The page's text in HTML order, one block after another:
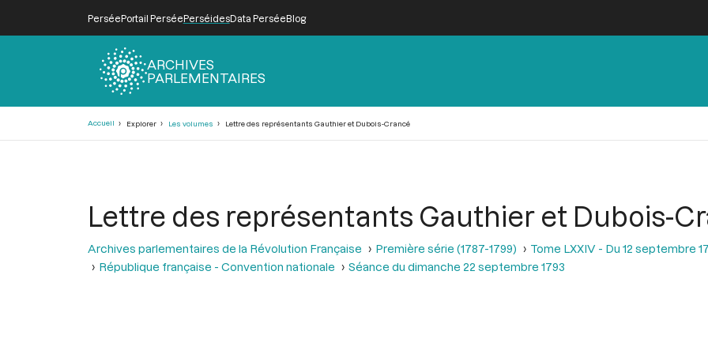
PerséePortail PerséePerséidesData PerséeBlog
ARCHIVES
PARLEMENTAIRES
Accueil Explorer Les volumes Lettre des représentants Gauthier et Dubois-Crancé
Lettre des représentants Gauthier et Dubois-
Archives parlementaires de la Révolution Française Première série (1787-1799)
Tome LXXIV - Du 12 septembre
République française - Convention nationale
Séance du dimanche 22 septembre 1793